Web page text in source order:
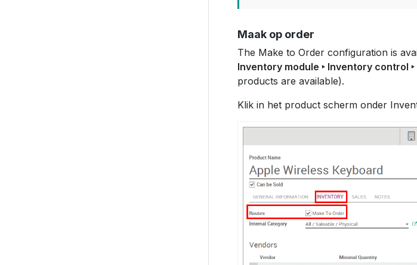
Maak op order
The Make to Order configuration is
Inventory module ‣ Inventory control
products are available).
Klik in het product scherm onder